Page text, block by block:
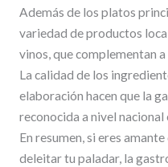
Además de los platos
variedad de productos
vinos, que complementan
La calidad de los
elaboración hacen que la
reconocida a nivel nacional
En resumen, si eres
deleitar tu paladar, la